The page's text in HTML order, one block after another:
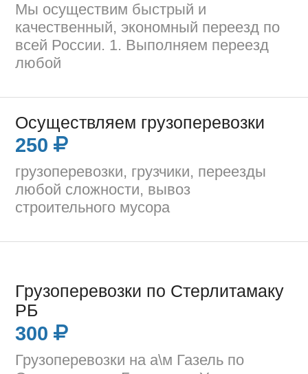
Мы осуществим быстрый и
качественный, экономный переезд по
всей России. 1. Выполняем переезд
любой
Осуществляем грузоперевозки
250
грузоперевозки, грузчики, переезды
любой сложности, вывоз
строительного мусора
Грузоперевозки по Стерлитамаку
РБ
300
Грузоперевозки на а\м Газель по